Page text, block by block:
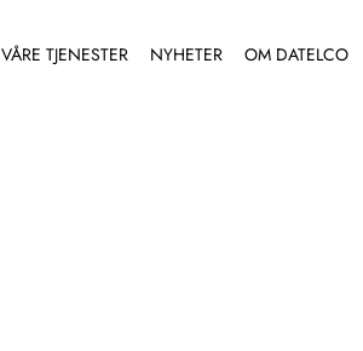
VÅRE TJENESTER NYHETER OM DATELCO